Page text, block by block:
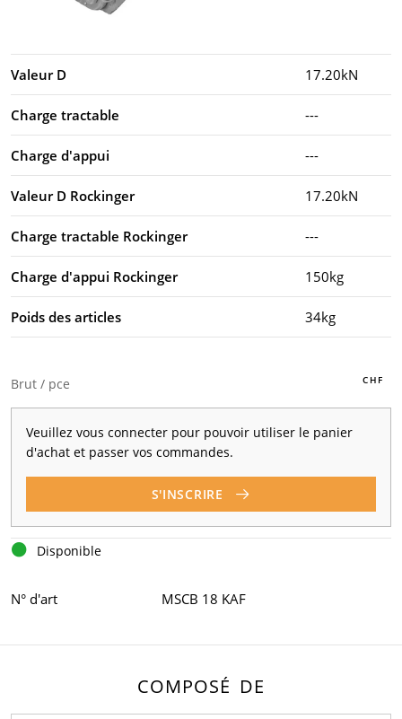
Valeur D 17.20kN
Charge tractable ---
Charge d'appui ---
Valeur D Rockinger 17.20kN
Charge tractable Rockinger ---
Charge d'appui Rockinger 150kg
Poids des articles 34kg
Brut / pce
Veuillez vous connecter pour pouvoir utiliser le panier
d'achat et passer vos commandes.
S'INSCRIRE
Disponible
N° d'art MSCB 18 KAF
COMPOSÉ DE